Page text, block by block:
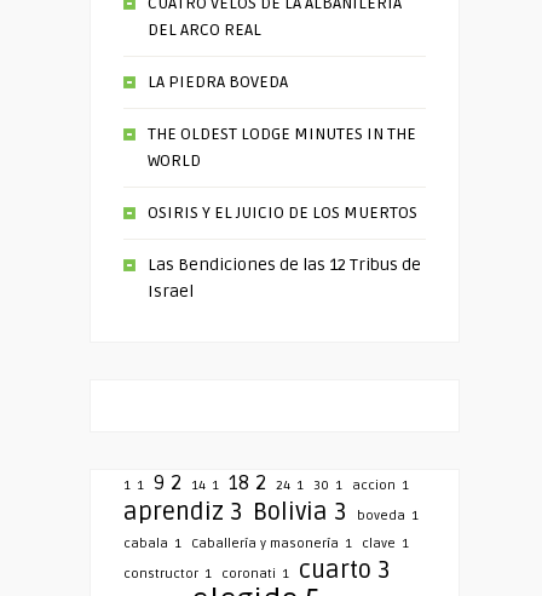
DEL ARCO REAL
LA PIEDRA BOVEDA
THE OLDEST LODGE MINUTES IN THE
WORLD
OSIRIS Y EL JUICIO DE LOS MUERTOS
Las Bendiciones de las 12 Tribus de
Israel
1 1 9 2 14 1 18 2 24 1 30 1 accion 1
aprendiz 3 Bolivia 3 boveda 1
cabala 1 Caballería y masonería 1 clave 1
constructor 1 coronati 1 cuarto 3